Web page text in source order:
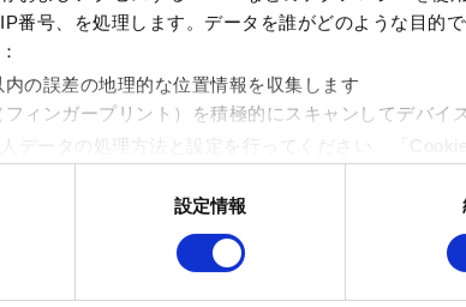
番号、を処理します。データを誰がどのような目的
の誤差の地理的な位置情報を収集します
フィンガープリント）を積極的にスキャンしてデバイ
人データの処理方法と設定を行ってください。「
ブサイトの機能を正常にお使いいただくために必要な
プションとして技術的およびコンテンツ関連のフィ
設定情報
グウェント ユーザーライセン